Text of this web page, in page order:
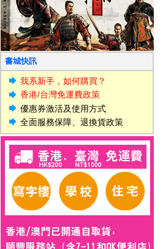
書城快訊
我系新手，如何購買？
香港/台灣免運費政策
優惠券激活及使用方式
全面服務保障、退換貨政策